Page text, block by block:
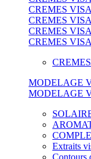
CREMES
CREMES
CREMES
CREMES
MODELAGE
MODELAGE
Extraits